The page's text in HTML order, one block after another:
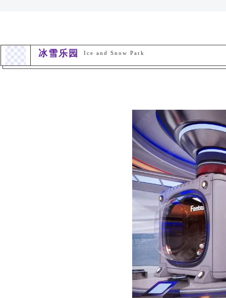
冰雪乐园 Ice and Snow Park